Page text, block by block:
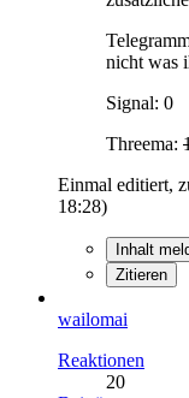
nicht was
Signal: 0
Threema:
Einmal editiert,
18:28)
Inhalt
Zitieren
wailomai
Reaktionen
20